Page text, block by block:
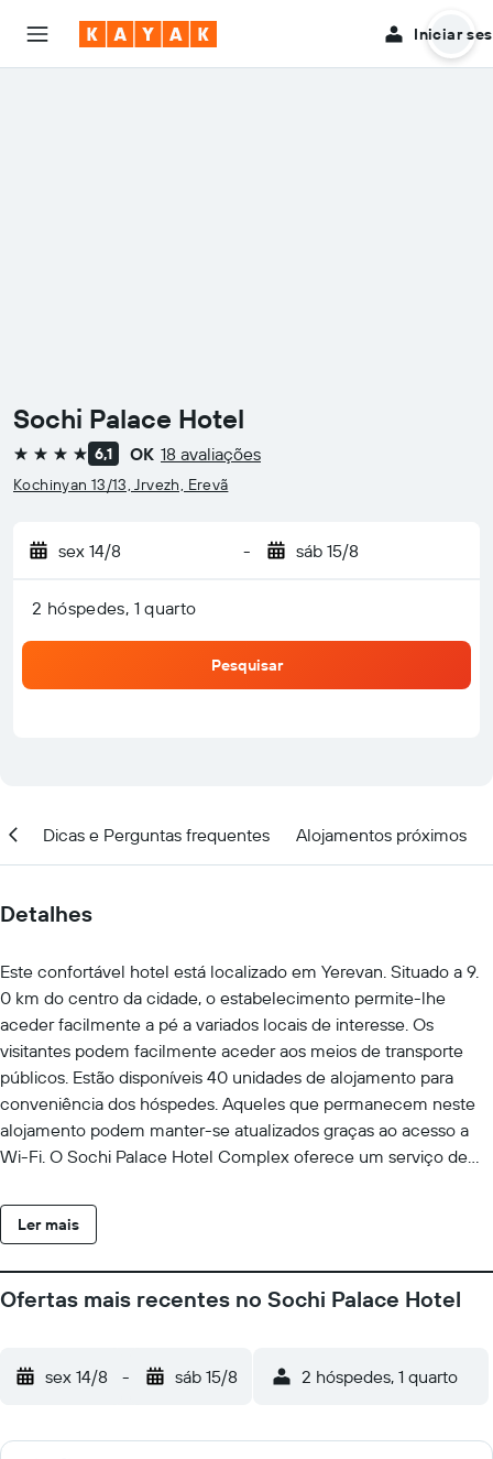
Iniciar
Sochi Palace Hotel
4 estrelas 6,1 OK 18 avaliações
Kochinyan 13/13, Jrvezh, Erevã
sex 14/8 - sáb 15/8
2 hóspedes, 1 quarto
Pesquisar
Dicas e Perguntas frequentes Alojamentos próximos
Detalhes
Este confortável hotel está localizado em Yerevan. Situado a 9.
0 km do centro da cidade, o estabelecimento permite-lhe
aceder facilmente a pé a variados locais de interesse. Os
visitantes podem facilmente aceder aos meios de transporte
públicos. Estão disponíveis 40 unidades de alojamento para
conveniência dos hóspedes. Aqueles que permanecem neste
alojamento podem manter-se atualizados graças ao acesso a
Wi-Fi. O Sochi Palace Hotel Complex oferece um serviço de
hóspedes sejam totalmente satisfeitas a qualquer hora do dia ou
da noite. Não estão disponíveis berços neste estabelecimento.
instalações para uma maior comodidade dos hóspedes. Todos
negócios funcionais, ideais para viajantes de negócios. Aqueles
viajantes podem experimentar em primeira mão os vários locais
Ler mais
Ofertas mais recentes no Sochi Palace Hotel
sex 14/8 - sáb 15/8 2 hóspedes, 1 quarto